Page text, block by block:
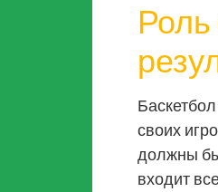
своих
должны
входит